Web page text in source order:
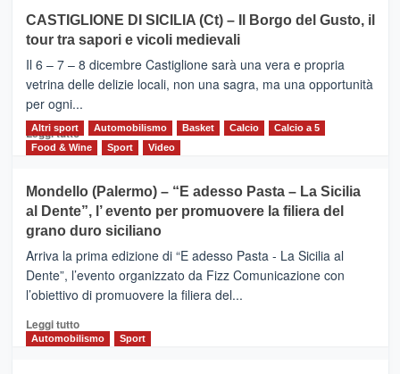
MOIO
ALCANTARA
–
Vivicittà,
alla
scoperta
del
territorio,
e
messaggi
di
CASTIGLIONE DI SICILIA (Ct) – Il Borgo del Gusto, il
tour tra sapori e vicoli medievali
Il 6 – 7 – 8 dicembre Castiglione sarà una vera e propria
vetrina delle delizie locali, non una sagra, ma una opportunità
per ogni...
Leggi tuttoLeggi
di
CASTIGLIONE
DI
SICILIA
(Ct)
–
Il
Borgo
Gusto,
il
Altri sport Automobilismo Basket Calcio
Calcio a 5
Food & Wine
Sport Video
Mondello (Palermo) – “E adesso Pasta – La Sicilia
al Dente”, l’ evento per promuovere la filiera del
grano duro siciliano
Arriva la prima edizione di “E adesso Pasta - La Sicilia al
Dente”, l’evento organizzato da Fizz Comunicazione con
l’obiettivo di promuovere la filiera del...
Leggi tuttoLeggi
di
Automobilismo Sport